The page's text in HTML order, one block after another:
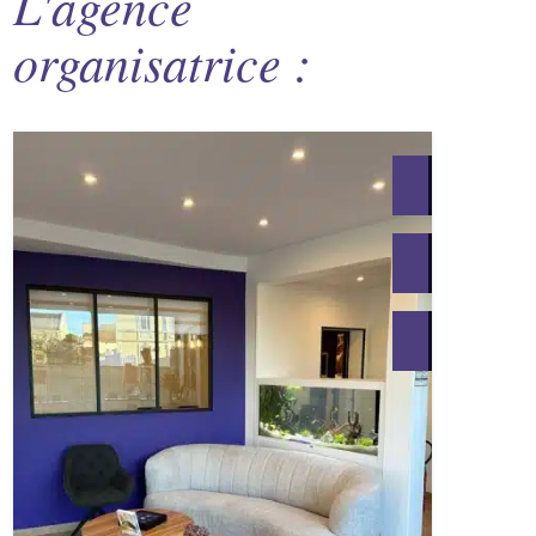
organisatrice :